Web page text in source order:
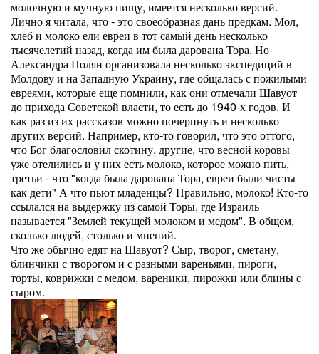
молочную и мучную пищу, имеется несколько версий.
Лично я читала, что - это своеобразная дань предкам. Мол,
хлеб и молоко ели евреи в тот самый день несколько
тысячелетий назад, когда им была дарована Тора. Но
Александра Полян организовала несколько экспедиций в
Молдову и на Западную Украину, где общалась с пожилыми
евреями, которые еще помнили, как они отмечали Шавуот
до прихода Советской власти, то есть до 1940-х годов. И
как раз из их рассказов можно почерпнуть и несколько
других версий. Например, кто-то говорил, что это оттого,
что Бог благословил скотину, другие, что весной коровы
уже отелились и у них есть молоко, которое можно пить,
третьи - что "когда была дарована Тора, евреи были чисты
как дети" А что пьют младенцы? Правильно, молоко! Кто-то
ссылался на выдержку из самой Торы, где Израиль
называется "Землей текущей молоком и медом". В общем,
сколько людей, столько и мнений.
Что же обычно едят на Шавуот? Сыр, творог, сметану,
блинчики с творогом и с разными вареньями, пироги,
торты, коврижки с медом, вареники, пирожки или блины с
сыром.